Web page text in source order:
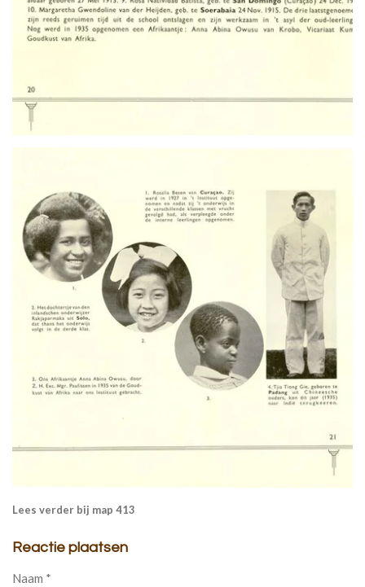
Lees verder bij map 413
Reactie plaatsen
Naam *